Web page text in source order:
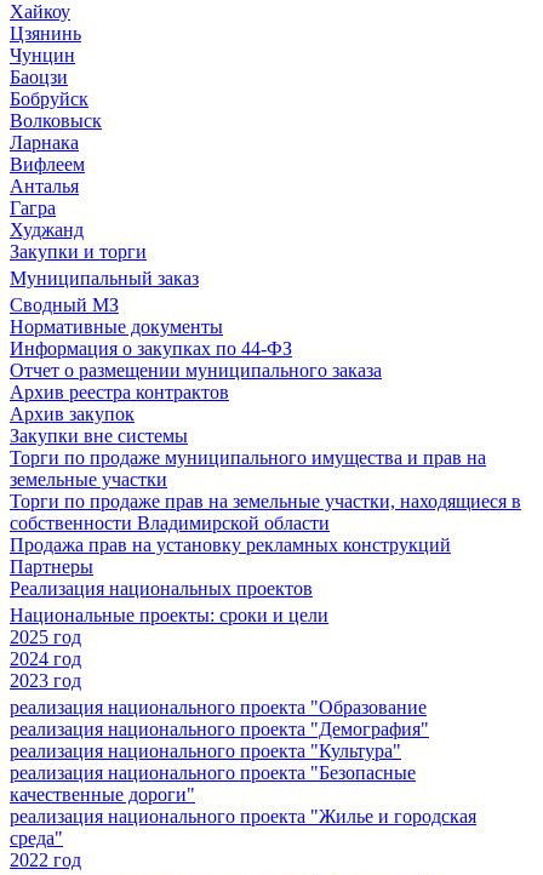
Хайкоу
Цзянинь
Чунцин
Баоцзи
Бобруйск
Волковыск
Ларнака
Вифлеем
Анталья
Гагра
Худжанд
Закупки и торги
Муниципальный заказ
Сводный МЗ
Нормативные документы
Информация о закупках по 44-ФЗ
Отчет о размещении муниципального заказа
Архив реестра контрактов
Архив закупок
Закупки вне системы
Торги по продаже муниципального имущества и прав на
земельные участки
Торги по продаже прав на земельные участки, находящиеся в
собственности Владимирской области
Продажа прав на установку рекламных конструкций
Партнеры
Реализация национальных проектов
Национальные проекты: сроки и цели
2025 год
2024 год
2023 год
реализация национального проекта "Образование
реализация национального проекта "Демография"
реализация национального проекта "Культура"
реализация национального проекта "Безопасные
качественные дороги"
реализация национального проекта "Жилье и городская
среда"
2022 год